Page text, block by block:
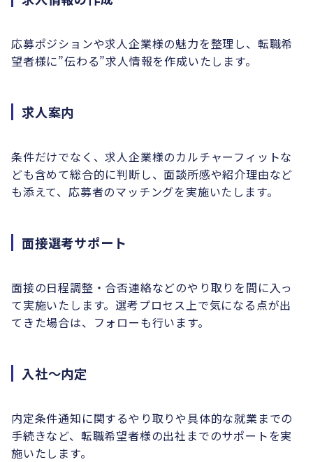
応募ポジションや求人企業様の魅力を整理し、転職希
望者様に”伝わる”求人情報を作成いたします。
求人案内
条件だけでなく、求人企業様のカルチャーフィットな
ども含めて総合的に判断し、面談所感や紹介理由など
も添えて、応募者のマッチングを実施いたします。
面接選考サポート
面接の日程調整・合否連絡などのやり取りを間に入っ
て実施いたします。選考プロセス上で気になる点が出
てきた場合は、フォローも行います。
入社～内定
内定条件通知に関するやり取りや具体的な就業までの
手続きなど、転職希望者様の出社までのサポートを実
施いたします。